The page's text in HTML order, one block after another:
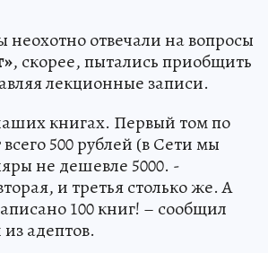
отвечали на вопросы
, скорее, пытались приобщить
лекционные записи.
книгах. Первый том по
500 рублей (в Сети мы
не дешевле 5000. -
и третья столько же. А
100 книг! – сообщил
адептов.